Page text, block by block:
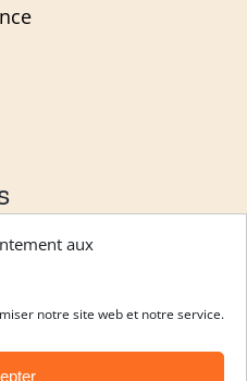
aux
notre site web et notre service.